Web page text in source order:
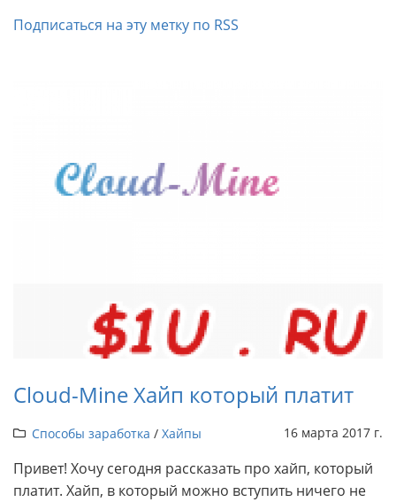
Подписаться на эту метку по RSS
Cloud-Mine Хайп который платит
Способы заработка / Хайпы 16 марта 2017 г.
Привет! Хочу сегодня рассказать про хайп, который
платит. Хайп, в который можно вступить ничего не